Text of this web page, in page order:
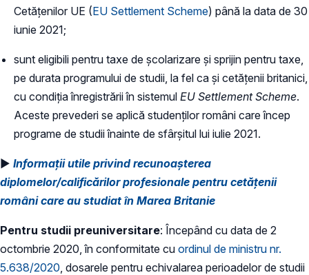
Cetățenilor UE (EU Settlement Scheme) până la data de 30
iunie 2021;
sunt eligibili pentru taxe de școlarizare și sprijin pentru taxe,
pe durata programului de studii, la fel ca și cetățenii britanici,
cu condiția înregistrării în sistemul EU Settlement Scheme.
Aceste prevederi se aplică studenților români care încep
programe de studii înainte de sfârșitul lui iulie 2021.
► Informații utile privind recunoașterea
diplomelor/calificărilor profesionale pentru cetățenii
români care au studiat în Marea Britanie
Pentru studii preuniversitare: Începând cu data de 2
octombrie 2020, în conformitate cu ordinul de ministru nr.
5.638/2020 , dosarele pentru echivalarea perioadelor de studii